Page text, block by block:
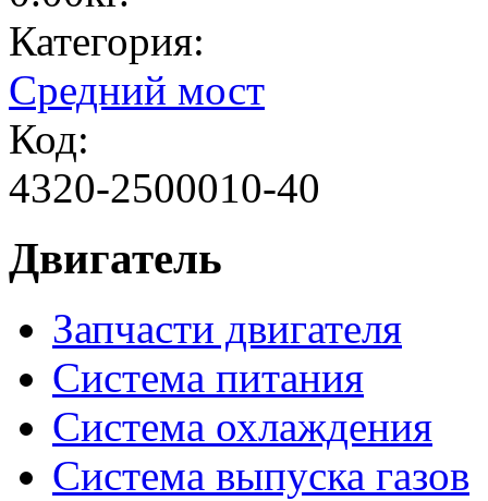
Категория:
Средний мост
Код:
4320-2500010-40
Двигатель
Запчасти двигателя
Система питания
Система охлаждения
Система выпуска газов